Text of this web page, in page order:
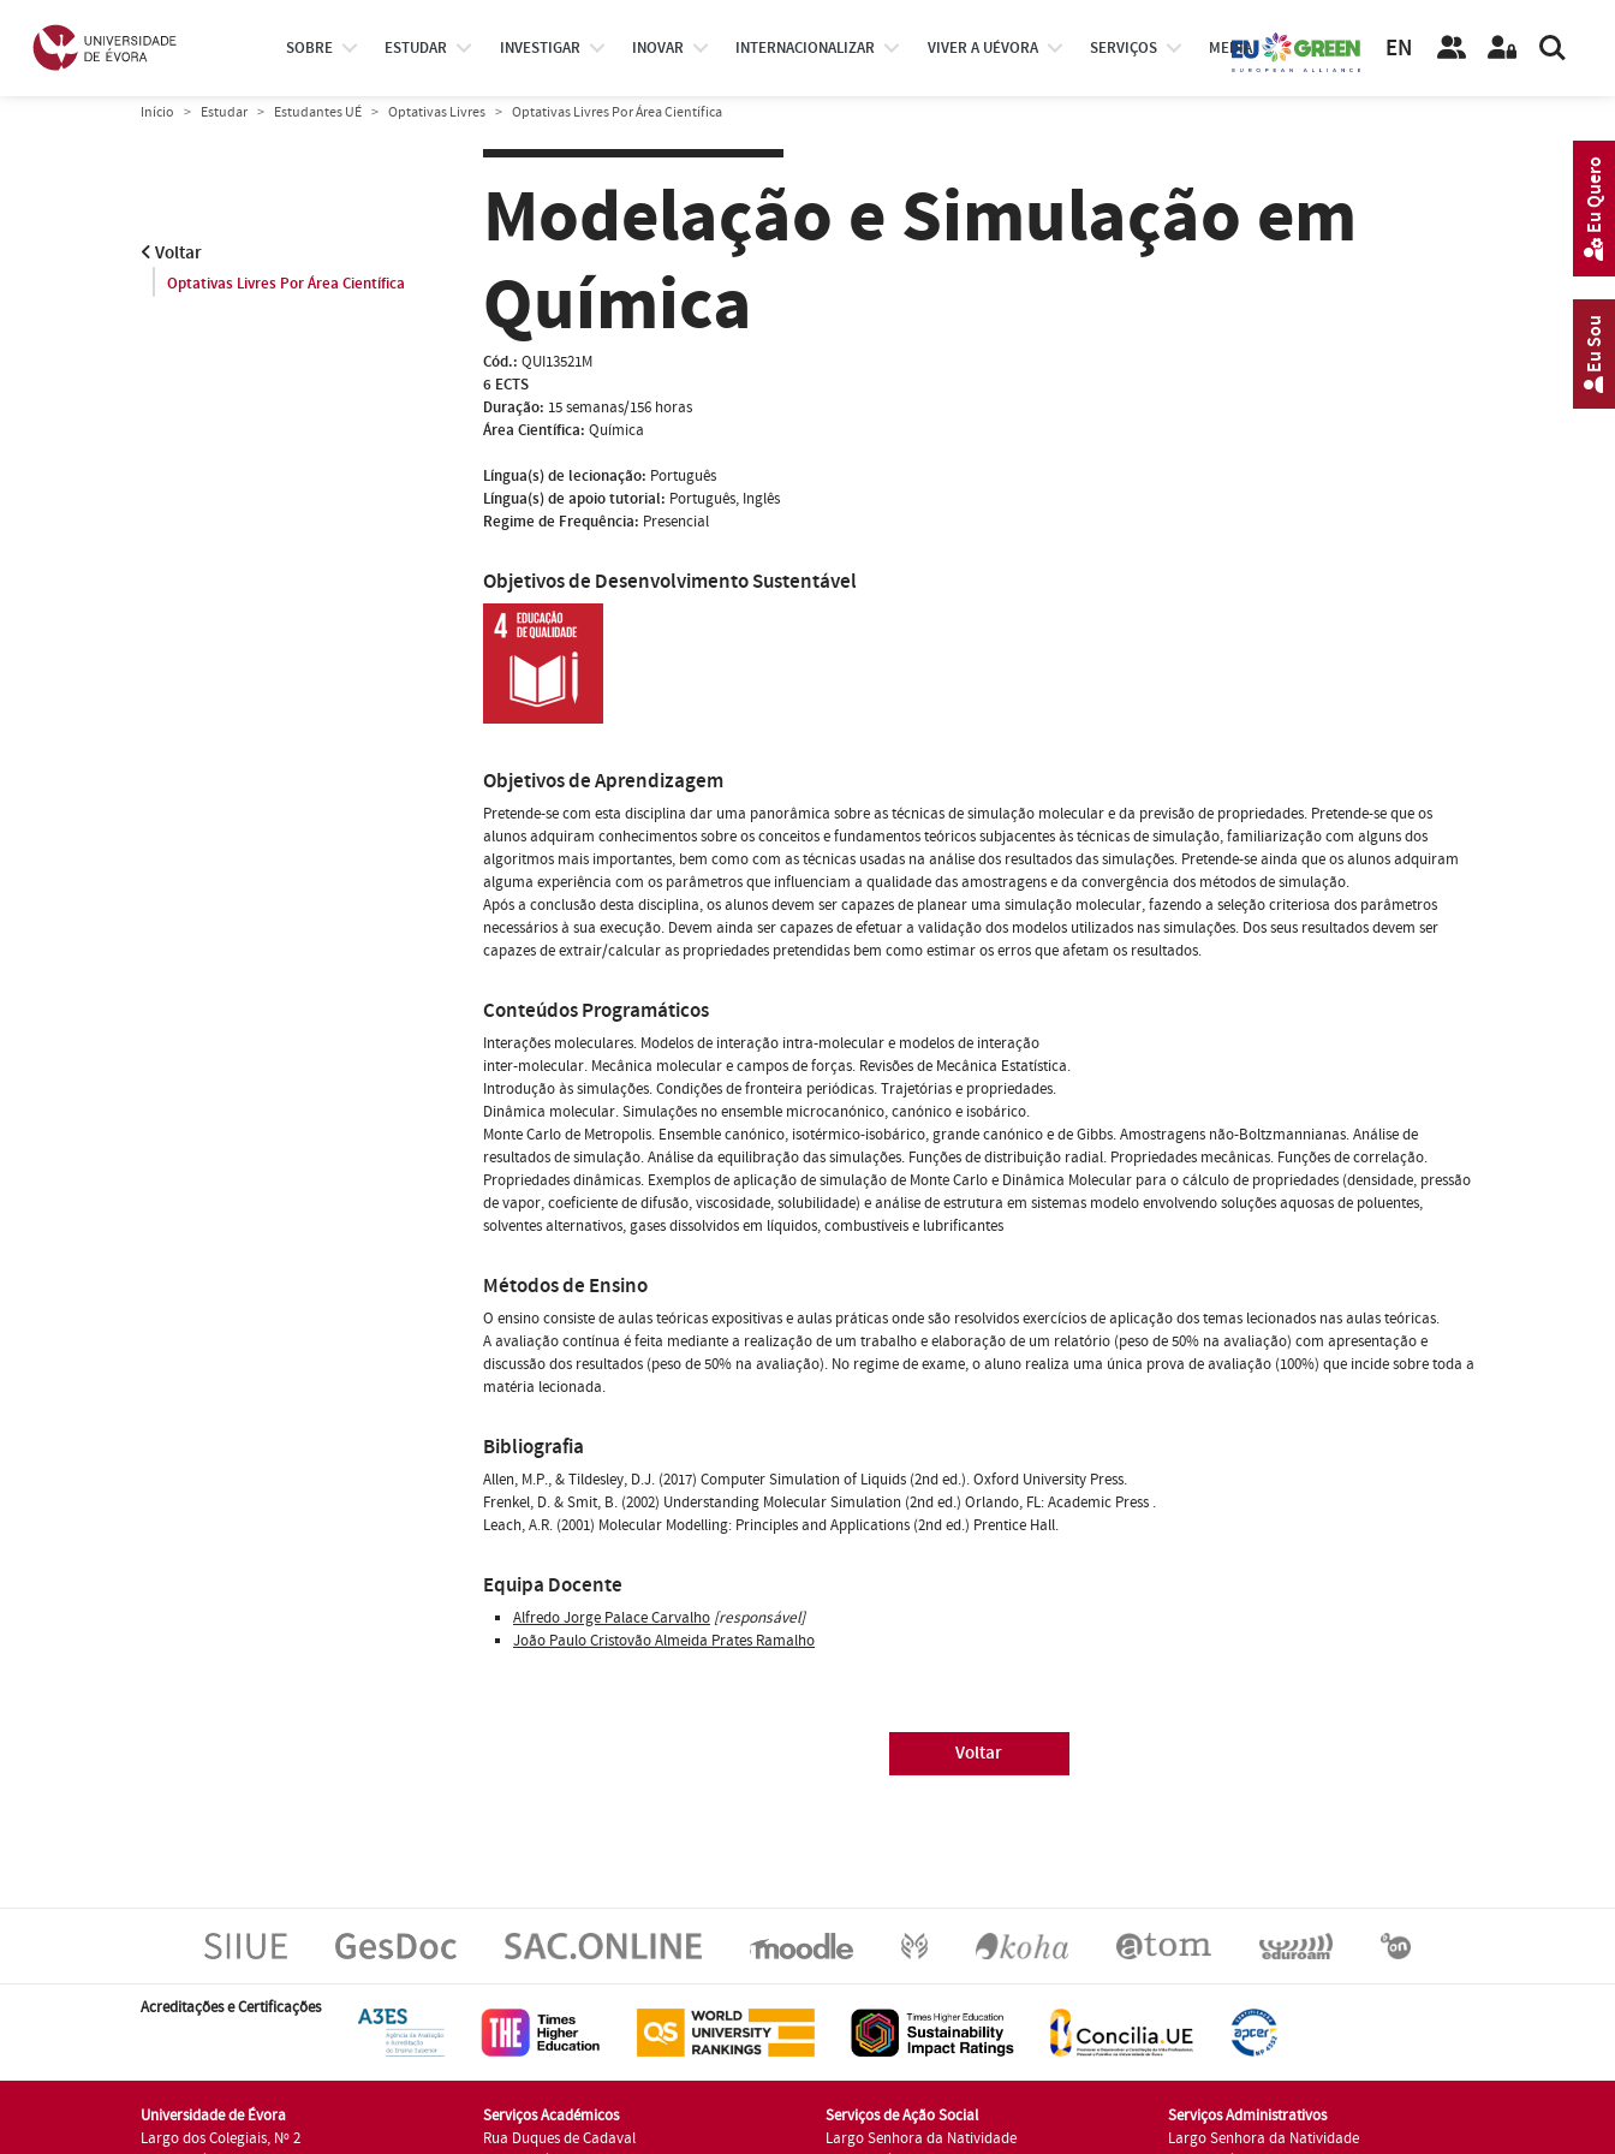
SOBRE ESTUDAR INVESTIGAR INOVAR INTERNACIONALIZAR VIVER A UÉVORA SERVIÇOS MEDIA EN
Início Estudar Estudantes UÉ Optativas Livres Optativas Livres Por Área Científica
Voltar
Optativas Livres Por Área Científica
Modelação e Simulação em
Química
Cód.: QUI13521M
6 ECTS
Duração: 15 semanas/156 horas
Área Científica: Química
Língua(s) de lecionação: Português
Língua(s) de apoio tutorial: Português, Inglês
Regime de Frequência: Presencial
Objetivos de Desenvolvimento Sustentável
Objetivos de Aprendizagem
Pretende-se com esta disciplina dar uma panorâmica sobre as técnicas de simulação molecular e da previsão de propriedades. Pretende-se que os
alunos adquiram conhecimentos sobre os conceitos e fundamentos teóricos subjacentes às técnicas de simulação, familiarização com alguns dos
algoritmos mais importantes, bem como com as técnicas usadas na análise dos resultados das simulações. Pretende-se ainda que os alunos adquiram
alguma experiência com os parâmetros que influenciam a qualidade das amostragens e da convergência dos métodos de simulação.
Após a conclusão desta disciplina, os alunos devem ser capazes de planear uma simulação molecular, fazendo a seleção criteriosa dos parâmetros
necessários à sua execução. Devem ainda ser capazes de efetuar a validação dos modelos utilizados nas simulações. Dos seus resultados devem ser
capazes de extrair/calcular as propriedades pretendidas bem como estimar os erros que afetam os resultados.
Conteúdos Programáticos
Interações moleculares. Modelos de interação intra-molecular e modelos de interação
inter-molecular. Mecânica molecular e campos de forças. Revisões de Mecânica Estatística.
Introdução às simulações. Condições de fronteira periódicas. Trajetórias e propriedades.
Dinâmica molecular. Simulações no ensemble microcanónico, canónico e isobárico.
Monte Carlo de Metropolis. Ensemble canónico, isotérmico-isobárico, grande canónico e de Gibbs. Amostragens não-Boltzmannianas. Análise de
resultados de simulação. Análise da equilibração das simulações. Funções de distribuição radial. Propriedades mecânicas. Funções de correlação.
Propriedades dinâmicas. Exemplos de aplicação de simulação de Monte Carlo e Dinâmica Molecular para o cálculo de propriedades (densidade, pressão
de vapor, coeficiente de difusão, viscosidade, solubilidade) e análise de estrutura em sistemas modelo envolvendo soluções aquosas de poluentes,
solventes alternativos, gases dissolvidos em líquidos, combustíveis e lubrificantes
Métodos de Ensino
O ensino consiste de aulas teóricas expositivas e aulas práticas onde são resolvidos exercícios de aplicação dos temas lecionados nas aulas teóricas.
A avaliação contínua é feita mediante a realização de um trabalho e elaboração de um relatório (peso de 50% na avaliação) com apresentação e
discussão dos resultados (peso de 50% na avaliação). No regime de exame, o aluno realiza uma única prova de avaliação (100%) que incide sobre toda a
matéria lecionada.
Bibliografia
Allen, M.P., & Tildesley, D.J. (2017) Computer Simulation of Liquids (2nd ed.). Oxford University Press.
Frenkel, D. & Smit, B. (2002) Understanding Molecular Simulation (2nd ed.) Orlando, FL: Academic Press .
Leach, A.R. (2001) Molecular Modelling: Principles and Applications (2nd ed.) Prentice Hall.
Equipa Docente
Alfredo Jorge Palace Carvalho [responsável]
João Paulo Cristovão Almeida Prates Ramalho
Voltar
Acreditações e Certificações
Universidade de Évora
Largo dos Colegiais, Nº 2
Serviços Académicos
Rua Duques de Cadaval
Serviços de Ação Social
Largo Senhora da Natividade
Serviços Administrativos
Largo Senhora da Natividade
Eu Sou
Eu Quero